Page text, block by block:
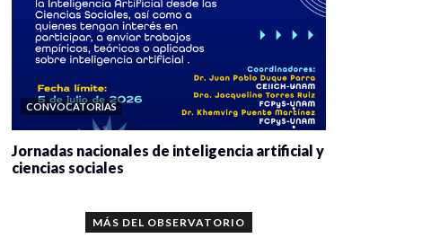
CONVOCATORIAS
Jornadas nacionales de inteligencia artificial y
ciencias sociales
MÁS DEL OBSERVATORIO